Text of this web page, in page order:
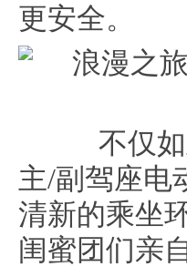
更安全。
不仅如
主/副驾座电
清新的乘坐
闺蜜团们亲